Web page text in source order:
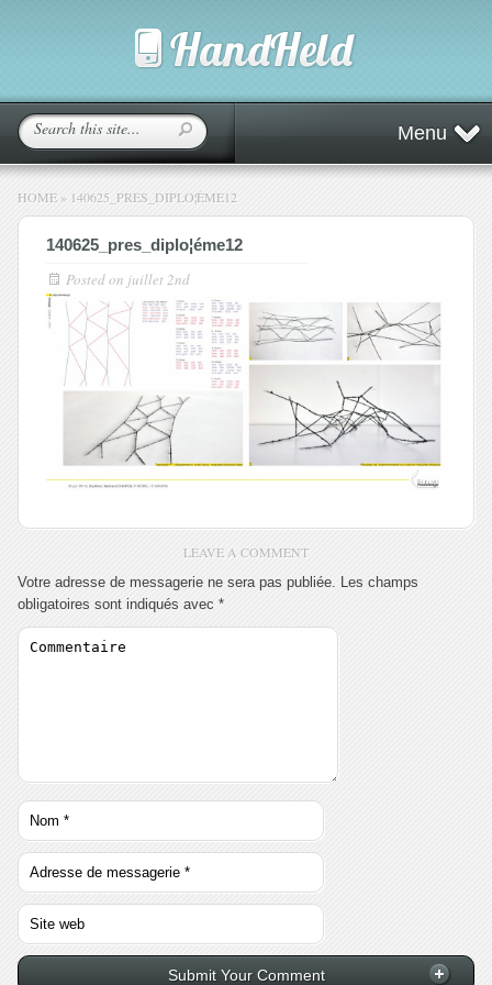
Menu
HOME » 140625_PRES_DIPLO¦ÉME12
140625_pres_diplo¦éme12
Posted on juillet 2nd
LEAVE A COMMENT
Votre adresse de messagerie ne sera pas publiée. Les champs
obligatoires sont indiqués avec *